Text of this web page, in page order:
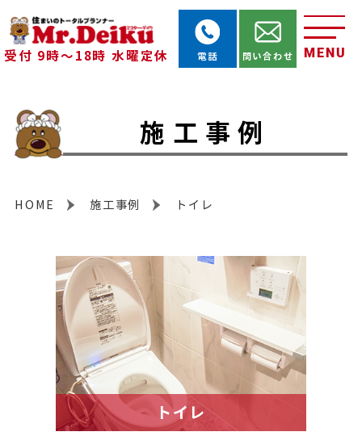
受付 9時～18時 水曜定休 MENU
電話 問い合わせ
施工事例
HOME 施工事例 トイレ
トイレ